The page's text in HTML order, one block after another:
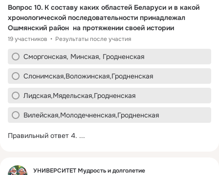
Вопрос 10. К составу каких областей Беларуси и в какой
хронологической последовательности принадлежал
Ошмянский район  на протяжении своей истории
19 участников Результаты после участия
Сморгонская, Минская, Гродненская
Слонимская,Воложинская,Гродненская
Лидская,Мядельская,Гродненская
Вилейская,Молодечненская,Гродненская
Правильный ответ 4. ...
Фид
УНИВЕРСИТЕТ Мудрость и долголетие